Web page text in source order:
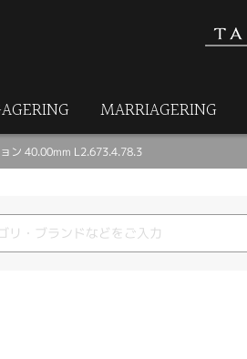
MARRIAGERING
ン 40.00mm L2.673.4.78.3